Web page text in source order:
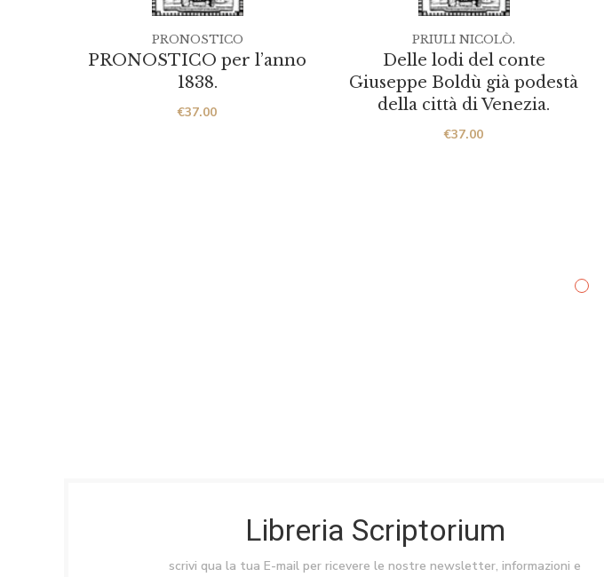
PRONOSTICO per l’anno
1838.
€37.00
PRONOSTICO
Delle lodi del conte
Giuseppe Boldù già podestà
della città di Venezia.
€37.00
PRIULI NICOLÒ.
Libreria Scriptorium
scrivi qua la tua E-mail per ricevere le nostre newsletter, informazioni e